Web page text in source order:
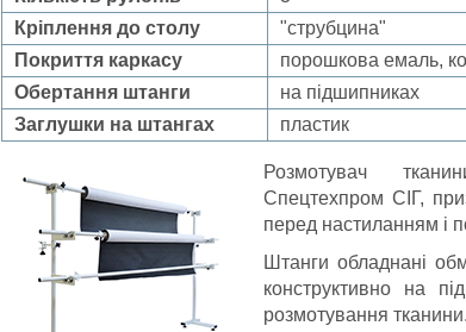
Кріплення до столу
"струбцина"
Покриття каркасу
порошкова емаль,
Обертання штанги
на підшипниках
Заглушки на штангах
пластик
Розмотувач
Спецтехпром СІГ,
перед настиланням і
Штанги обладнані
конструктивно на
розмотування тканини.